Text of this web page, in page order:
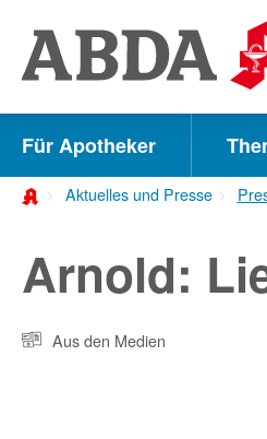
direkt
zu:
zur
Hauptnavigation
zur
zum
Inhalt
Für Apotheker
Aktuelles und Presse
Arnold:
Aus den Medien